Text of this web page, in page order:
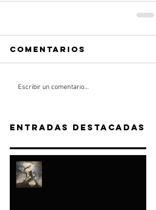
Comentarios
Escribir un comentario...
Entradas destacadas